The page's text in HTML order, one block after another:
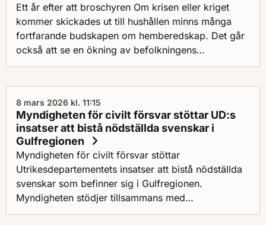
Ett år efter att broschyren Om krisen eller kriget
kommer skickades ut till hushållen minns många
fortfarande budskapen om hemberedskap. Det går
också att se en ökning av befolkningens
engagemang i beredskapsfrågor där broschyren
8 mars 2026 kl. 11:15
Myndigheten för civilt försvar stöttar UD:s
insatser att bistå nödställda svenskar i
Gulfregionen
Myndigheten för civilt försvar stöttar
Utrikesdepartementets insatser att bistå nödställda
svenskar som befinner sig i Gulfregionen.
Myndigheten stödjer tillsammans med
Socialstyrelsen och Polismyndigheten UD inom